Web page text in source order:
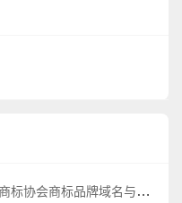
名与网络标识工作委员会正式成立